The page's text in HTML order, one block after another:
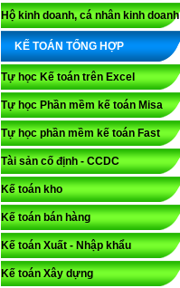
Hộ kinh doanh, cá nhân kinh doanh
KẾ TOÁN TỔNG HỢP
Tự học Kế toán trên Excel
Tự học Phần mềm kế toán Misa
Tự học phần mềm kế toán Fast
Tài sản cố định - CCDC
Kế toán kho
Kế toán bán hàng
Kế toán Xuất - Nhập khẩu
Kế toán Xây dựng